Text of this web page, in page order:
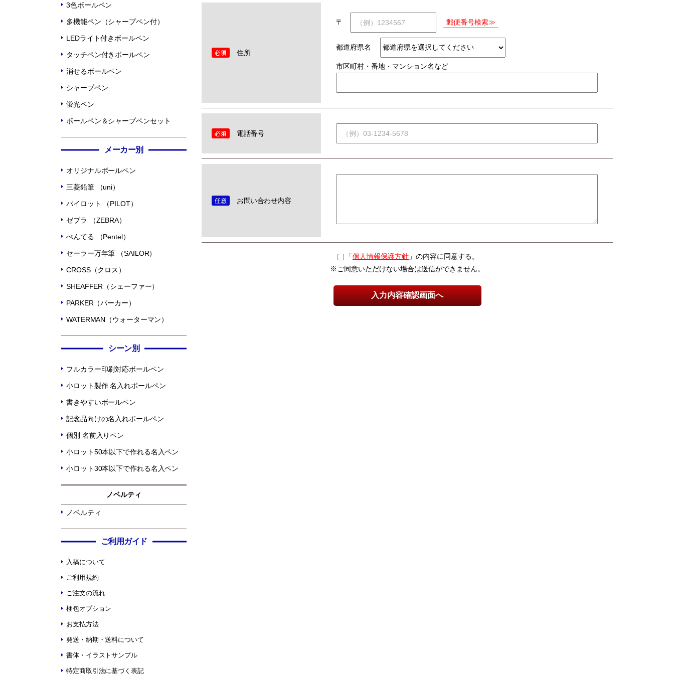
3色ボールペン
多機能ペン（シャープペン付）
LEDライト付きボールペン
タッチペン付きボールペン
消せるボールペン
シャープペン
蛍光ペン
ボールペン＆シャープペンセット
メーカー別
オリジナルボールペン
三菱鉛筆 （uni）
パイロット （PILOT）
ゼブラ （ZEBRA）
ぺんてる （Pentel）
セーラー万年筆 （SAILOR）
CROSS（クロス）
SHEAFFER（シェーファー）
PARKER（パーカー）
WATERMAN（ウォーターマン）
シーン別
フルカラー印刷対応ボールペン
小ロット製作 名入れボールペン
書きやすいボールペン
記念品向けの名入れボールペン
個別 名前入りペン
小ロット50本以下で作れる名入ペン
小ロット30本以下で作れる名入ペン
ノベルティ
ノベルティ
ご利用ガイド
入稿について
ご利用規約
ご注文の流れ
梱包オプション
お支払方法
発送・納期・送料について
書体・イラストサンプル
特定商取引法に基づく表記
住所
〒
都道府県名
市区町村・番地・マンション名など
電話番号
お問い合わせ内容
「個人情報保護方針 」の内容に同意する。
※ご同意いただけない場合は送信ができません。